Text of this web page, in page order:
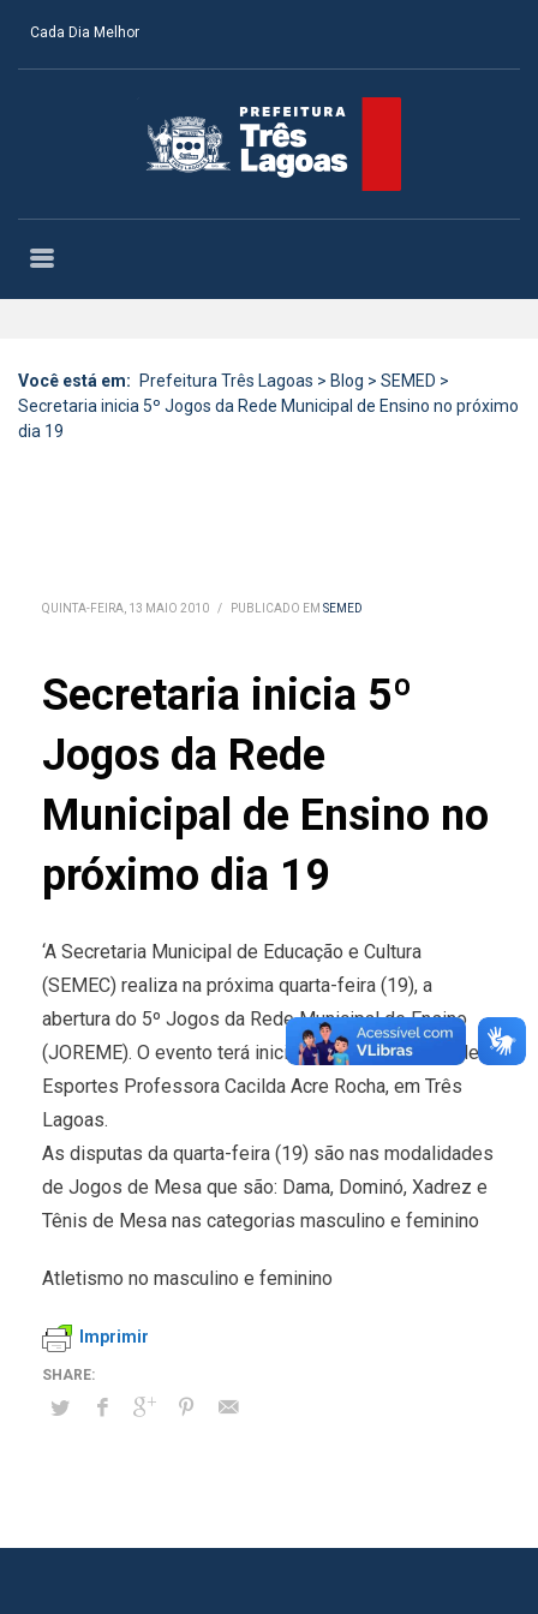
Cada Dia Melhor
Você está em: Prefeitura Três Lagoas > Blog > SEMED >
Secretaria inicia 5º Jogos da Rede Municipal de Ensino no próximo
dia 19
QUINTA-FEIRA, 13 MAIO 2010 / PUBLICADO EM SEMED
Secretaria inicia 5º
Jogos da Rede
Municipal de Ensino no
próximo dia 19
‘A Secretaria Municipal de Educação e Cultura
(SEMEC) realiza na próxima quarta-feira (19), a
abertura do 5º Jogos da Rede Municipal de Ensino
(JOREME). O evento terá inicio às 14h no Ginásio de
Esportes Professora Cacilda Acre Rocha, em Três
Lagoas.
As disputas da quarta-feira (19) são nas modalidades
de Jogos de Mesa que são: Dama, Dominó, Xadrez e
Tênis de Mesa nas categorias masculino e feminino
Atletismo no masculino e feminino
Imprimir